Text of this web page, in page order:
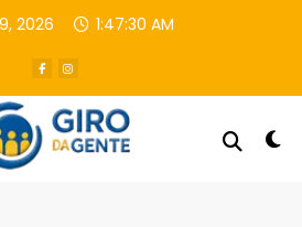
2026 1:47:31 AM